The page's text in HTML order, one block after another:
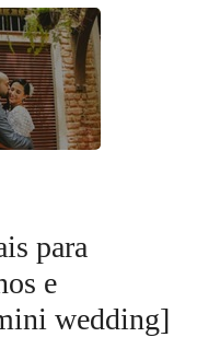
para
e
wedding]